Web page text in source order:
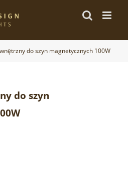
do szyn magnetycznych 100W
do szyn